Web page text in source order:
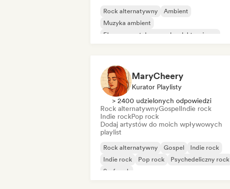
Rock alternatywny
Ambient
Muzyka ambient
Eksperymentalna muzyka elektroniczna
MaryCheery
Kurator Playlisty
> 2400 udzielonych odpowiedzi
Rock alternatywnyGospelIndie rock
Indie rockPop rock
Dodaj artystów do moich wpływowych
playlist
Rock alternatywny Gospel
Indie rock
Indie rock
Pop rock
Psychedeliczny rock
Surf rock